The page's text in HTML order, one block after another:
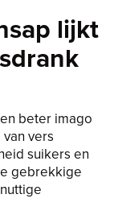
lijkt
beter imago
vers
suikers en
gebrekkige